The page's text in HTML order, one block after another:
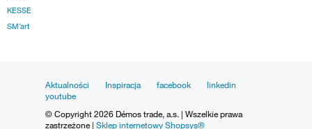
KESSE
SM´art
Aktualności Inspiracja facebook
linkedin
youtube
© Copyright 2026 Démos trade, a.s. | Wszelkie prawa
zastrzeżone | Sklep internetowy Shopsys®